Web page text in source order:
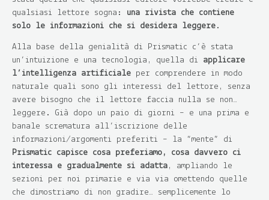
qualsiasi lettore sogna: una rivista che contiene
solo le informazioni che si desidera leggere .
Alla base della genialità di Prismatic c’è stata
un’intuizione e una tecnologia, quella di applicare
l’intelligenza artificiale per comprendere in modo
naturale quali sono gli interessi del lettore, senza
avere bisogno che il lettore faccia nulla se non…
leggere. Già dopo un paio di giorni – e una prima e
banale scrematura all’iscrizione delle
informazioni/argomenti preferiti – la “mente” di
Prismatic capisce cosa preferiamo, cosa davvero ci
interessa e gradualmente si adatta , ampliando le
sezioni per noi primarie e via via omettendo quelle
che dimostriamo di non gradire… semplicemente lo